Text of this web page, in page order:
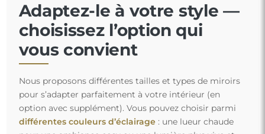
Adaptez-le à votre style —
choisissez l’option qui
vous convient
Nous proposons différentes tailles et types de miroirs
pour s’adapter parfaitement à votre intérieur (en
option avec supplément). Vous pouvez choisir parmi
différentes couleurs d’éclairage: une lueur chaude